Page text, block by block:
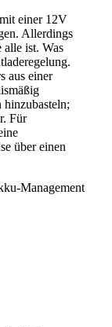
einer 12V
Allerdings
alle ist. Was
aus einer
hinzubasteln;
Für
über einen
Management